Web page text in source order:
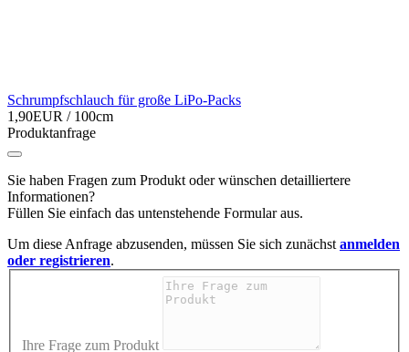
Schrumpfschlauch für große LiPo-Packs
1,90EUR / 100cm
Produktanfrage
Sie haben Fragen zum Produkt oder wünschen detailliertere
Informationen?
Füllen Sie einfach das untenstehende Formular aus.
Um diese Anfrage abzusenden, müssen Sie sich zunächst anmelden
oder registrieren.
Ihre Frage zum Produkt